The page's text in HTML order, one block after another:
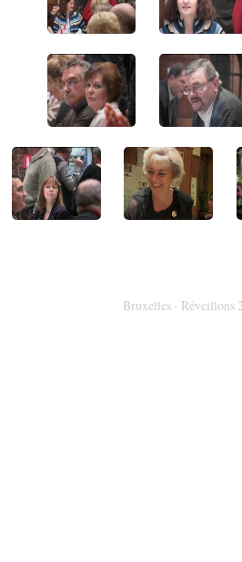
Bruxelles - Réveillons